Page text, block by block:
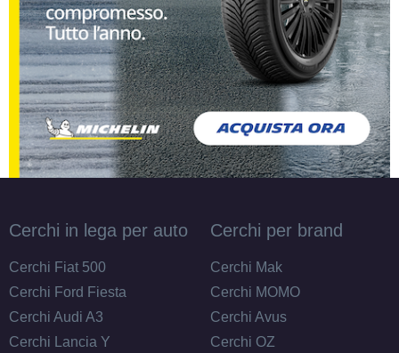
Cerchi in lega per auto
Cerchi Fiat 500
Cerchi Ford Fiesta
Cerchi Audi A3
Cerchi Lancia Y
Cerchi per brand
Cerchi Mak
Cerchi MOMO
Cerchi Avus
Cerchi OZ